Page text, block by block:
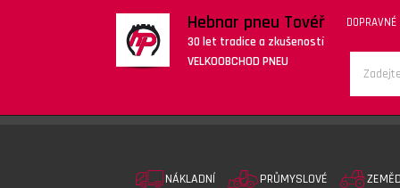
Hebnar pneu Tovéř
30 let tradice a zkušeností
VELKOOBCHOD PNEU
DOPRAVNÉ
NÁKLADNÍ PRŮMYSLOVÉ